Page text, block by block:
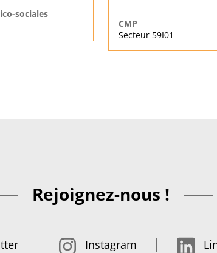
sociales
CMP
Secteur 59I01
Rejoignez-nous !
Instagram